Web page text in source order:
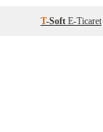
T-Soft E-Ticaret